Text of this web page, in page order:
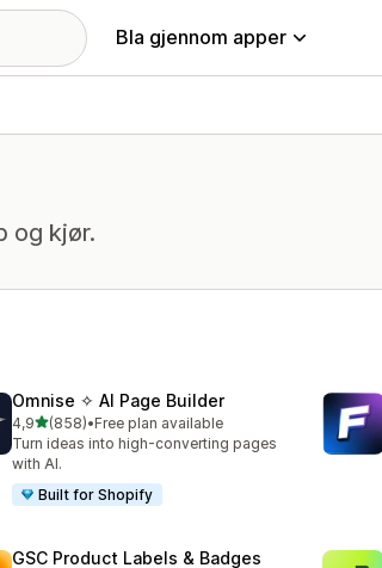
Bla gjennom apper
og kjør.
Omnise ✧ AI Page Builder
4,9av 5 stjerner
(858)
Totalt 858 omtaler
•Free plan available
Turn ideas into high-converting pages
with AI.
Built for Shopify
GSC Product Labels & Badges